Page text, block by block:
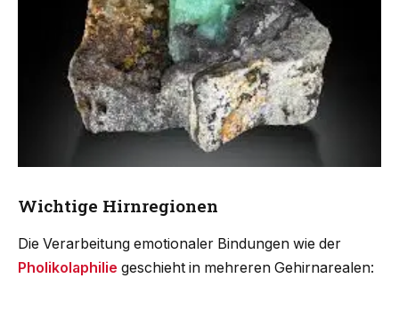
Wichtige Hirnregionen
Die Verarbeitung emotionaler Bindungen wie der
Pholikolaphilie geschieht in mehreren Gehirnarealen: